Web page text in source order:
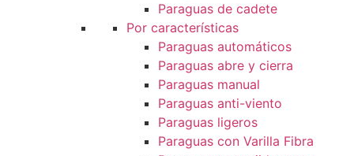
Paraguas de cadete
Por características
Paraguas automáticos
Paraguas abre y cierra
Paraguas manual
Paraguas anti-viento
Paraguas ligeros
Paraguas con Varilla Fibra